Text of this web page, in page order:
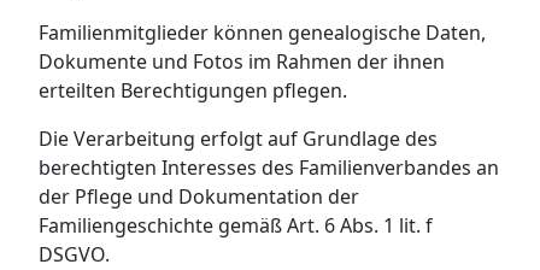
Familienmitglieder können genealogische Daten,
Dokumente und Fotos im Rahmen der ihnen
erteilten Berechtigungen pflegen.
Die Verarbeitung erfolgt auf Grundlage des
berechtigten Interesses des Familienverbandes an
der Pflege und Dokumentation der
Familiengeschichte gemäß Art. 6 Abs. 1 lit. f
DSGVO.